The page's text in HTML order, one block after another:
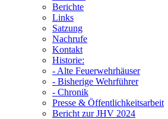
Berichte
Links
Satzung
Nachrufe
Kontakt
Historie:
- Alte Feuerwehrhäuser
- Bisherige Wehrführer
- Chronik
Presse & Öffentlichkeitsarbeit
Bericht zur JHV 2024